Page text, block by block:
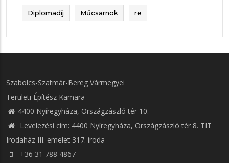
Diplomadíj Műcsarnok re
Szabolcs-Szatmár-Bereg Vármegyei
Területi Építész Kamara
4400 Nyíregyháza, Országzászló tér 10.
Levelezési cím: 4400 Nyíregyháza, Országzászló tér 8. TIT
Irodaház III. emelet 317. iroda
+36 31 788 4867